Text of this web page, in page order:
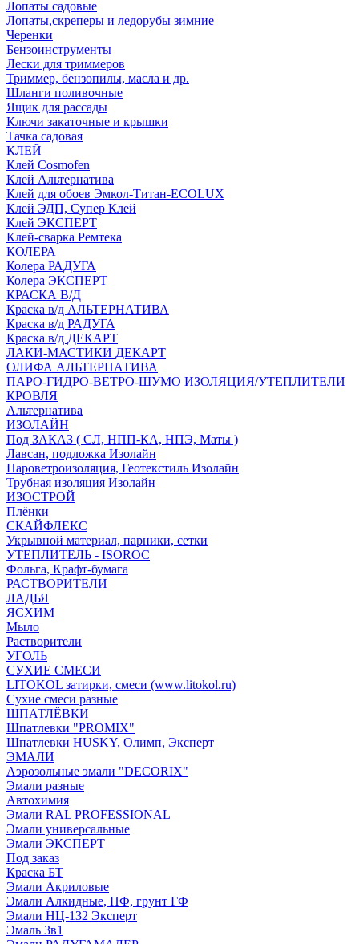
Лопаты садовые
Лопаты,скреперы и ледорубы зимние
Черенки
Бензоинструменты
Лески для триммеров
Триммер, бензопилы, масла и др.
Шланги поливочные
Ящик для рассады
Ключи закаточные и крышки
Тачка садовая
КЛЕЙ
Клей Cosmofen
Клей Альтернатива
Клей для обоев Эмкол-Титан-ECOLUX
Клей ЭДП, Супер Клей
Клей ЭКСПЕРТ
Клей-сварка Ремтека
КОЛЕРА
Колера РАДУГА
Колера ЭКСПЕРТ
КРАСКА В/Д
Краска в/д АЛЬТЕРНАТИВА
Краска в/д РАДУГА
Краска в/д ДЕКАРТ
ЛАКИ-МАСТИКИ ДЕКАРТ
ОЛИФА АЛЬТЕРНАТИВА
ПАРО-ГИДРО-ВЕТРО-ШУМО ИЗОЛЯЦИЯ/УТЕПЛИТЕЛИ
КРОВЛЯ
Альтернатива
ИЗОЛАЙН
Под ЗАКАЗ ( СЛ, НПП-КА, НПЭ, Маты )
Лавсан, подложка Изолайн
Пароветроизоляция, Геотекстиль Изолайн
Трубная изоляция Изолайн
ИЗОСТРОЙ
Плёнки
СКАЙФЛЕКС
Укрывной материал, парники, сетки
УТЕПЛИТЕЛЬ - ISOROC
Фольга, Крафт-бумага
РАСТВОРИТЕЛИ
ЛАДЬЯ
ЯСХИМ
Мыло
Растворители
УГОЛЬ
СУХИЕ СМЕСИ
LITOKOL затирки, смеси (www.litokol.ru)
Сухие смеси разные
ШПАТЛЁВКИ
Шпатлевки "PROMIX"
Шпатлевки HUSKY, Олимп, Эксперт
ЭМАЛИ
Аэрозольные эмали "DECORIX"
Эмали разные
Автохимия
Эмали RAL PROFESSIONAL
Эмали универсальные
Эмали ЭКСПЕРТ
Под заказ
Краска БТ
Эмали Акриловые
Эмали Алкидные, ПФ, грунт ГФ
Эмали НЦ-132 Эксперт
Эмаль 3в1